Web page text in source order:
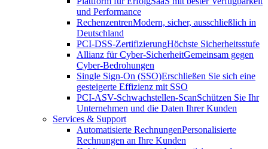
und Performance
RechenzentrenModern, sicher, ausschließlich in
Deutschland
PCI-DSS-ZertifizierungHöchste Sicherheitsstufe
Allianz für Cyber-SicherheitGemeinsam gegen
Cyber-Bedrohungen
Single Sign-On (SSO)Erschließen Sie sich eine
gesteigerte Effizienz mit SSO
PCI-ASV-Schwachstellen-ScanSchützen Sie Ihr
Unternehmen und die Daten Ihrer Kunden
Services & Support
Automatisierte RechnungenPersonalisierte
Rechnungen an Ihre Kunden